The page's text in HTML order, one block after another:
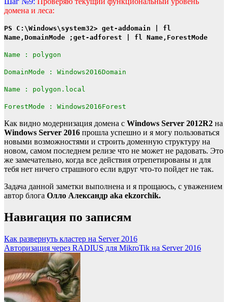
домена и леса:
PS C:\Windows\system32> get-addomain | fl
Name,DomainMode ;get-adforest | fl Name,ForestMode
Name : polygon
DomainMode : Windows2016Domain
Name : polygon.local
ForestMode : Windows2016Forest
Как видно модернизация домена с Windows Server 2012R2 на
Windows Server 2016 прошла успешно и я могу пользоваться
новыми возможностями и строить доменную структуру на
новом, самом последнем релизе что не может не радовать. Это
же замечательно, когда все действия отрепетированы и для
тебя нет ничего страшного если вдруг что-то пойдет не так.
Задача данной заметки выполнена и я прощаюсь, с уважением
автор блога Олло Александр aka ekzorchik.
Навигация по записям
Как развернуть кластер на Server 2016
Авторизация через RADIUS для MikroTik на Server 2016